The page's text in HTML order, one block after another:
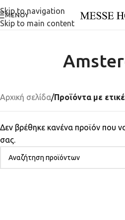
Skip to navigation
Skip to main content
ΜΕΝΟΎ
Αρχική σελίδα/Προϊόντα με
Δεν βρέθηκε κανένα προϊόν που να
σας.